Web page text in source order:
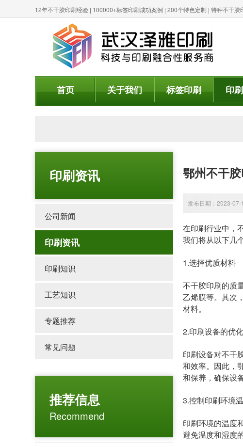
12年不干胶印刷经验 | 100000+标签印刷成功案例 | 200个特色定制 | 特种不干胶
首页 关于我们 标签印刷 印
印刷资讯
公司新闻
印刷资讯
印刷知识
工艺知识
专题推荐
常见问题
推荐信息
Recommend
鄂州不干
发布日期：2023-
在印刷行业中，
我们将从以下几
1.选择优质材料
不干胶印刷的质
乙烯膜等。其次
材料。
2.印刷设备的优化
印刷设备对不干
和效率。因此，
和保养，确保设
3.控制印刷环境
印刷环境的温度
避免温度和湿度